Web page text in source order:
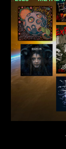
SEPTEMBRE